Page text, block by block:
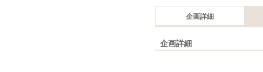
企画詳細
企画詳細